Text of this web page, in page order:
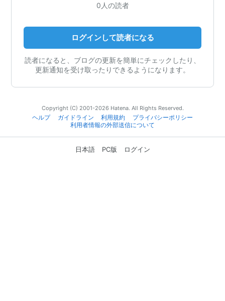
0人の読者
ログインして読者になる
読者になると、ブログの更新を簡単にチェックしたり、
更新通知を受け取ったりできるようになります。
Copyright (C) 2001-2026 Hatena. All Rights Reserved.
ヘルプ
ガイドライン 利用規約
プライバシーポリシー
利用者情報の外部送信について
日本語 PC版 ログイン